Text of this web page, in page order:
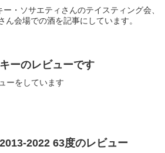
・ソサエティさんのテイスティング会、
会場での酒を記事にしています。
ーのレビューです
ーをしています
2022 63度のレビュー